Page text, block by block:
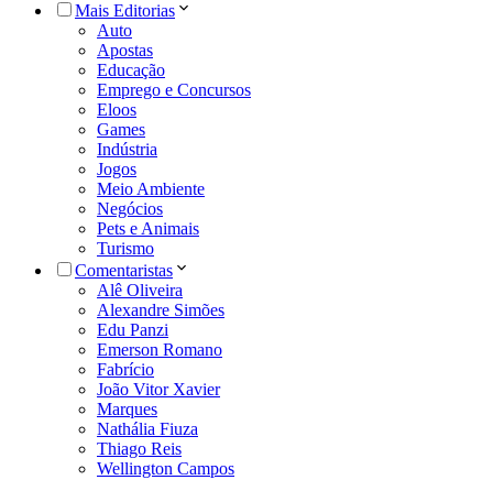
Mais Editorias
Auto
Apostas
Educação
Emprego e Concursos
Eloos
Games
Indústria
Jogos
Meio Ambiente
Negócios
Pets e Animais
Turismo
Comentaristas
Alê Oliveira
Alexandre Simões
Edu Panzi
Emerson Romano
Fabrício
João Vitor Xavier
Marques
Nathália Fiuza
Thiago Reis
Wellington Campos